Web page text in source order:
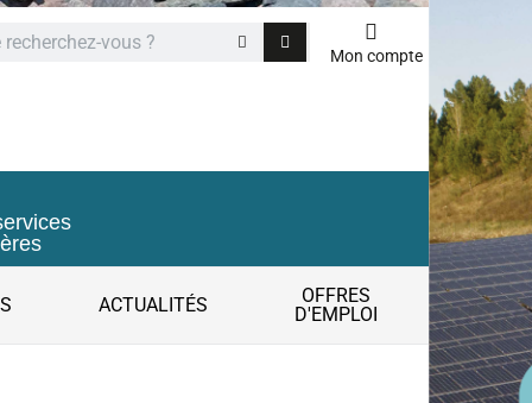
ACTUALITÉS
OFFRES
D'EMPLOI
Mon compte